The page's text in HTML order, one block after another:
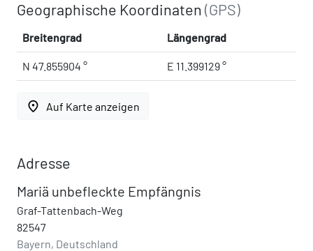
Geographische Koordinaten(GPS)
Breitengrad Längengrad
N 47.855904 ° E 11.399129 °
place Auf Karte anzeigen
Adresse
Mariä unbefleckte Empfängnis
Graf-Tattenbach-Weg
82547
Bayern, Deutschland